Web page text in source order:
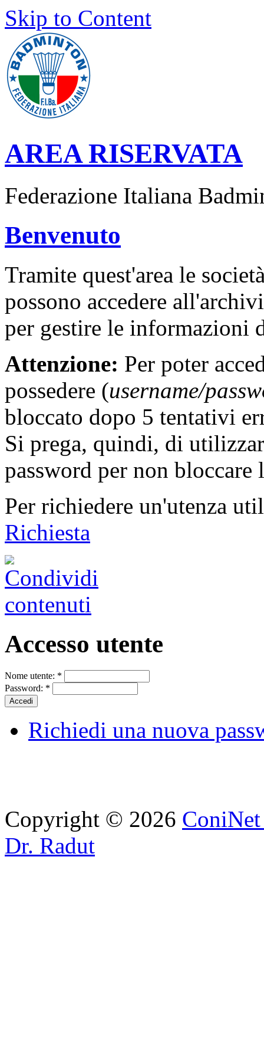
Skip to Content
AREA RISERVATA
Federazione Italiana
Benvenuto
Tramite quest'area le
possono accedere
per gestire le informazioni
Attenzione: Per poter
possedere (username/
bloccato dopo 5 tentativi
Si prega, quindi, di
password per non bloccare
Per richiedere un'utenza
Richiesta
Accesso utente
Nome utente: *
Password: *
Richiedi una nuova
Copyright © 2026
Dr. Radut